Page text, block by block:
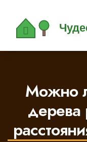
Можно
дерева